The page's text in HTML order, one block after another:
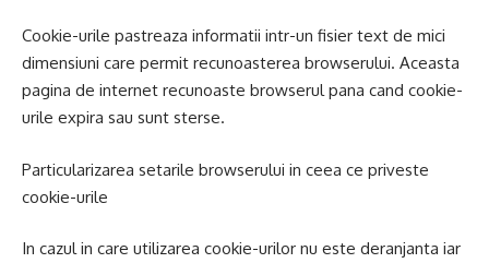
Cookie-urile pastreaza informatii intr-un fisier text de mici
dimensiuni care permit recunoasterea browserului. Aceasta
pagina de internet recunoaste browserul pana cand cookie-
urile expira sau sunt sterse.
Particularizarea setarile browserului in ceea ce priveste
cookie-urile
In cazul in care utilizarea cookie-urilor nu este deranjanta iar